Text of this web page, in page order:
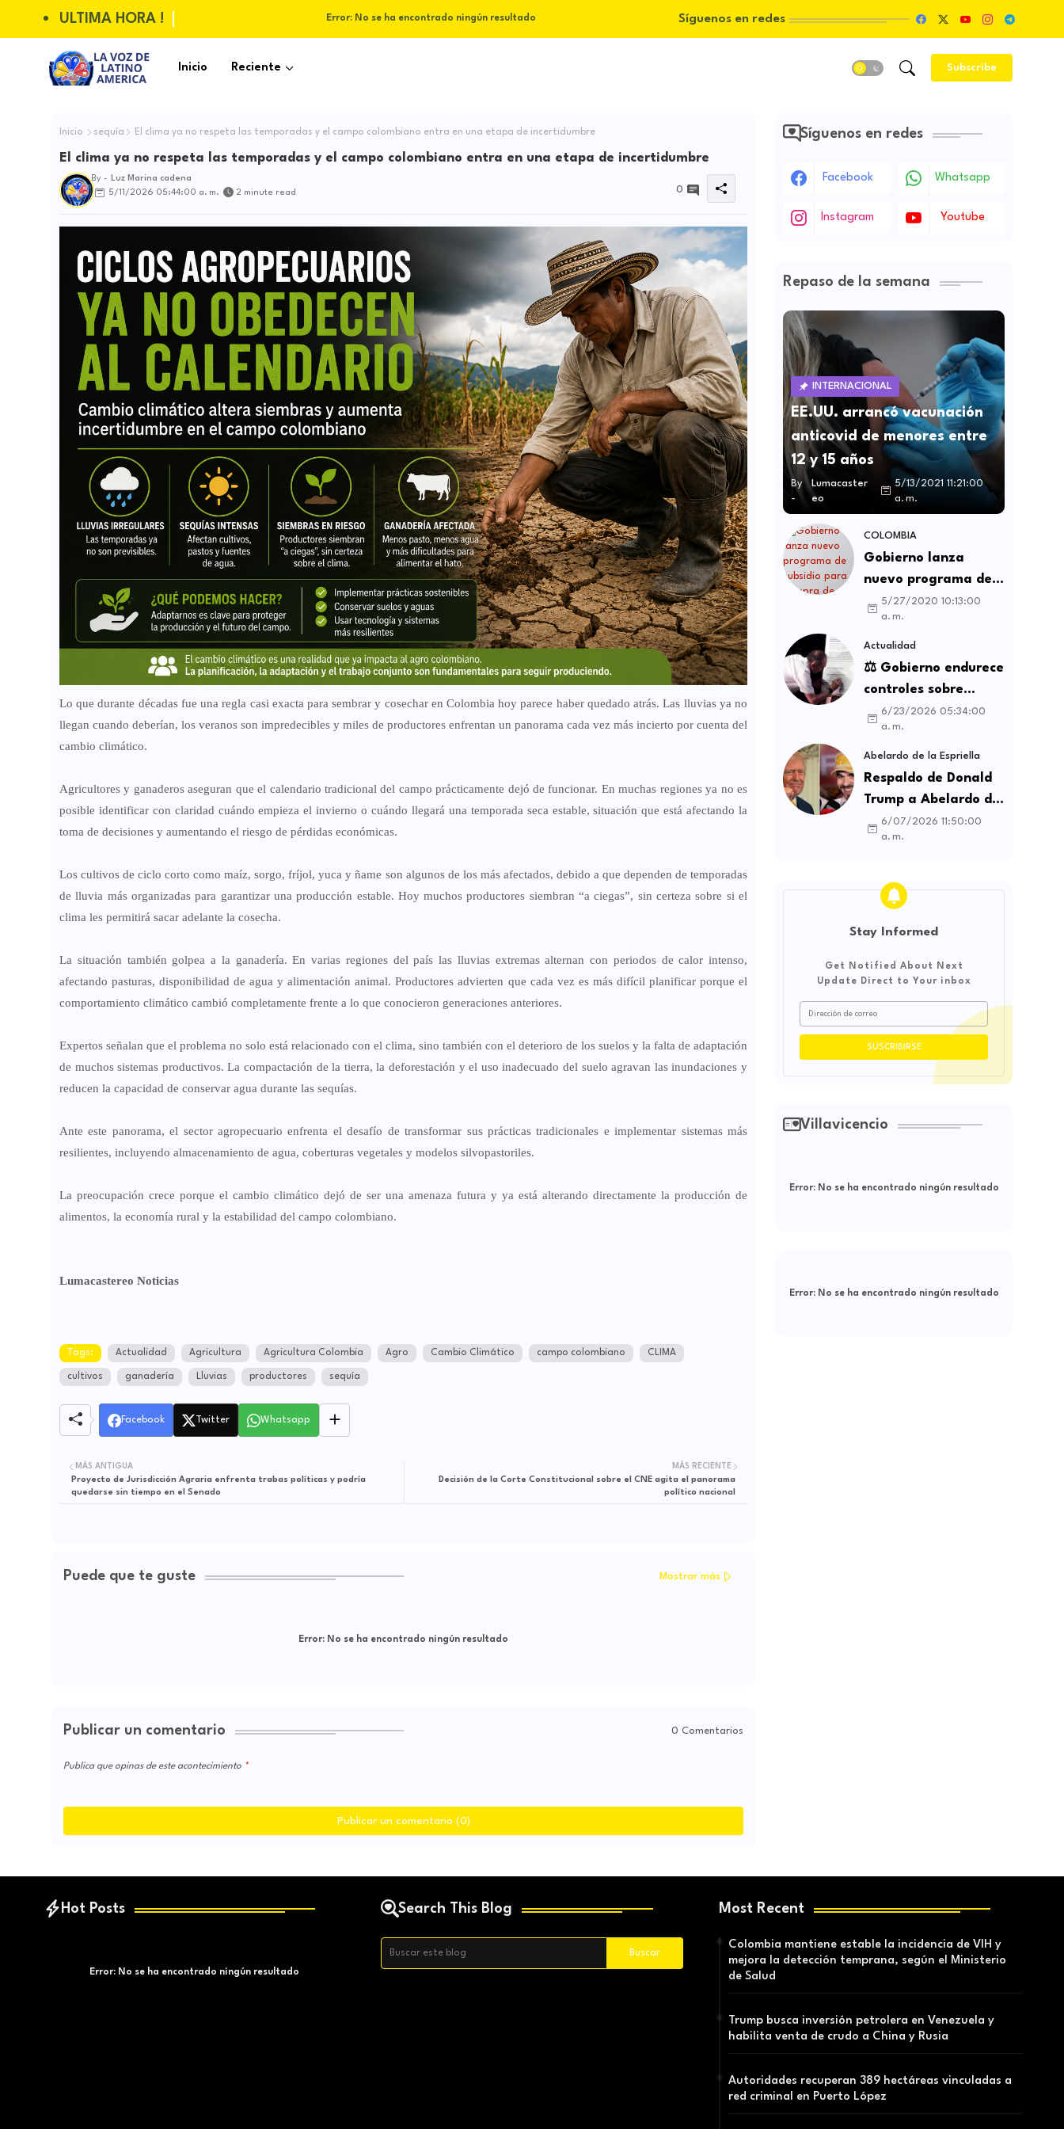
ULTIMA HORA ! Error: No se ha encontrado ningún resultado Síguenos en redes
Inicio Reciente Subscribe
Inicio sequía El clima ya no respeta las temporadas y el campo colombiano entra en una etapa de incertidumbre
El clima ya no respeta las temporadas y el campo colombiano entra en una etapa de incertidumbre
By -
Luz Marina cadena
5/11/2026 05:44:00 a. m.
2 minute read 0
Lo que durante décadas fue una regla casi exacta para sembrar y cosechar en Colombia hoy parece haber quedado atrás. Las lluvias ya no
llegan cuando deberían, los veranos son impredecibles y miles de productores enfrentan un panorama cada vez más incierto por cuenta del
cambio climático.
Agricultores y ganaderos aseguran que el calendario tradicional del campo prácticamente dejó de funcionar. En muchas regiones ya no es
posible identificar con claridad cuándo empieza el invierno o cuándo llegará una temporada seca estable, situación que está afectando la
toma de decisiones y aumentando el riesgo de pérdidas económicas.
Los cultivos de ciclo corto como maíz, sorgo, fríjol, yuca y ñame son algunos de los más afectados, debido a que dependen de temporadas
de lluvia más organizadas para garantizar una producción estable. Hoy muchos productores siembran “a ciegas”, sin certeza sobre si el
clima les permitirá sacar adelante la cosecha.
La situación también golpea a la ganadería. En varias regiones del país las lluvias extremas alternan con periodos de calor intenso,
afectando pasturas, disponibilidad de agua y alimentación animal. Productores advierten que cada vez es más difícil planificar porque el
comportamiento climático cambió completamente frente a lo que conocieron generaciones anteriores.
Expertos señalan que el problema no solo está relacionado con el clima, sino también con el deterioro de los suelos y la falta de adaptación
de muchos sistemas productivos. La compactación de la tierra, la deforestación y el uso inadecuado del suelo agravan las inundaciones y
reducen la capacidad de conservar agua durante las sequías.
Ante este panorama, el sector agropecuario enfrenta el desafío de transformar sus prácticas tradicionales e implementar sistemas más
resilientes, incluyendo almacenamiento de agua, coberturas vegetales y modelos silvopastoriles.
La preocupación crece porque el cambio climático dejó de ser una amenaza futura y ya está alterando directamente la producción de
alimentos, la economía rural y la estabilidad del campo colombiano.
Lumacastereo Noticias
Tags: Actualidad Agricultura Agricultura Colombia Agro Cambio Climático campo colombiano CLIMA
cultivos ganadería Lluvias productores sequía
Facebook Twitter Whatsapp
MÁS RECIENTE
Decisión de la Corte Constitucional sobre el CNE agita el panorama
político nacional
MÁS ANTIGUA
Proyecto de Jurisdicción Agraria enfrenta trabas políticas y podría
quedarse sin tiempo en el Senado
Puede que te guste Mostrar más
Error: No se ha encontrado ningún resultado
Publicar un comentario 0 Comentarios
Publica que opinas de este acontecimiento
Publicar un comentario (0)
Síguenos en redes
Facebook Whatsapp
Instagram Youtube
Repaso de la semana
INTERNACIONAL
EE.UU. arrancó vacunación
anticovid de menores entre
12 y 15 años
By
-
Lumacaster
eo
5/13/2021 11:21:00
a. m.
COLOMBIA
Gobierno lanza
nuevo programa de
subsidio para compra
de vivienda VIS y no
VIS
5/27/2020 10:13:00
a. m.
Actualidad
⚖️ Gobierno endurece
controles sobre
contratos sindicales
y busca frenar la
intermediación
laboral ilegal
6/23/2026 05:34:00
a. m.
Abelardo de la Espriella
Respaldo de Donald
Trump a Abelardo de
la Espriella genera
debate sobre
influencia
internacional
6/07/2026 11:50:00
a. m.
Stay Informed
Get Notified About Next
Update Direct to Your inbox
Villavicencio
Error:No se ha encontrado ningún resultado
Error:No se ha encontrado ningún resultado
Hot Posts
Error: No se ha encontrado ningún resultado
Search This Blog Most Recent
Colombia mantiene estable la incidencia de VIH y
mejora la detección temprana, según el Ministerio
de Salud
Trump busca inversión petrolera en Venezuela y
habilita venta de crudo a China y Rusia
Autoridades recuperan 389 hectáreas vinculadas a
red criminal en Puerto López